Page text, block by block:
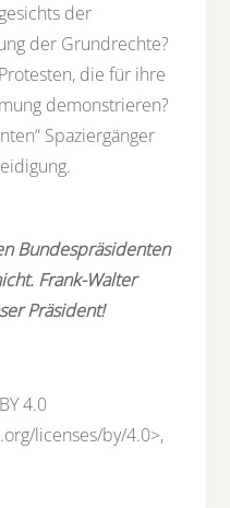
der
der Grundrechte?
die für ihre
demonstrieren?
Spaziergänger
Bundespräsidenten
Frank-Walter
Präsident!
4.0
licenses/by/4.0>,